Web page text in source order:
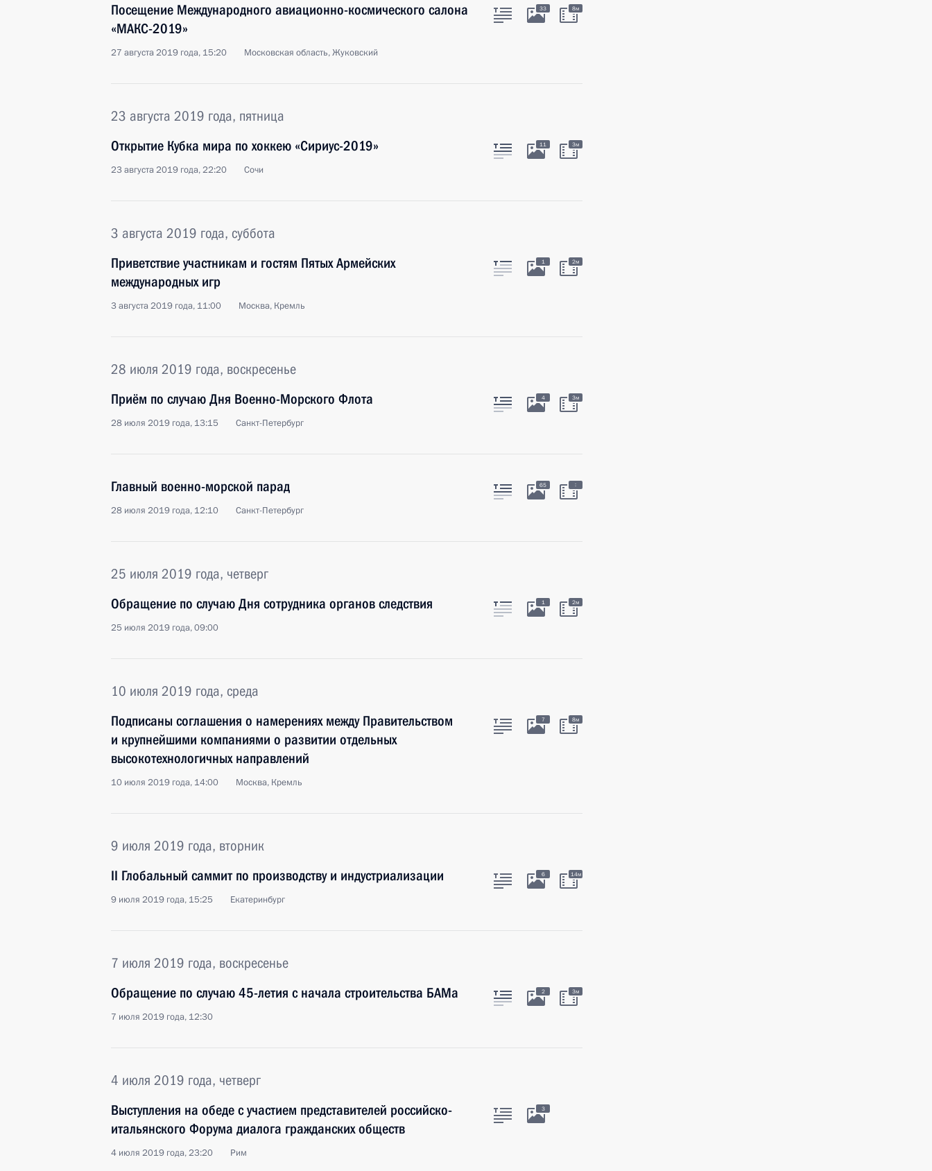
Посещение Международного авиационно-космического салона
«МАКС-2019»
27 августа 2019 года, 15:20 Московская область, Жуковский
33 8м
23 августа 2019 года, пятница
Открытие Кубка мира по хоккею «Сириус-2019»
23 августа 2019 года, 22:20 Сочи
11 3м
3 августа 2019 года, суббота
Приветствие участникам и гостям Пятых Армейских
международных игр
3 августа 2019 года, 11:00 Москва, Кремль
1 2м
28 июля 2019 года, воскресенье
Приём по случаю Дня Военно-Морского Флота
28 июля 2019 года, 13:15 Санкт-Петербург
4 3м
Главный военно-морской парад
28 июля 2019 года, 12:10 Санкт-Петербург
65 :
25 июля 2019 года, четверг
Обращение по случаю Дня сотрудника органов следствия
25 июля 2019 года, 09:00
1 2м
10 июля 2019 года, среда
Подписаны соглашения о намерениях между Правительством
и крупнейшими компаниями о развитии отдельных
высокотехнологичных направлений
10 июля 2019 года, 14:00 Москва, Кремль
7 8м
9 июля 2019 года, вторник
II Глобальный саммит по производству и индустриализации
9 июля 2019 года, 15:25 Екатеринбург
6 14м
7 июля 2019 года, воскресенье
Обращение по случаю 45-летия с начала строительства БАМа
7 июля 2019 года, 12:30
2 3м
4 июля 2019 года, четверг
Выступления на обеде с участием представителей российско-
итальянского Форума диалога гражданских обществ
4 июля 2019 года, 23:20 Рим
3